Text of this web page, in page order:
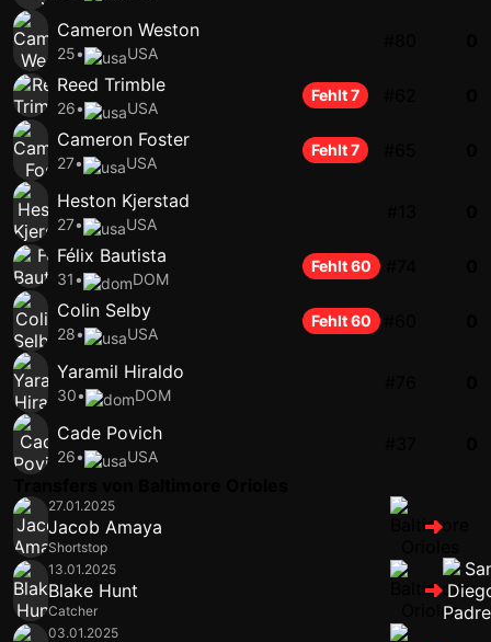
Cameron Weston
25• USA
Reed Trimble
26• USA
Fehlt 7
Cameron Foster
27• USA
Fehlt 7
Heston Kjerstad
27• USA
Félix Bautista
31• DOM
Fehlt 60
Colin Selby
28• USA
Fehlt 60
Yaramil Hiraldo
30• DOM
Cade Povich
26• USA
27.01.2025
Jacob Amaya
Shortstop
13.01.2025
Blake Hunt
Catcher
03.01.2025